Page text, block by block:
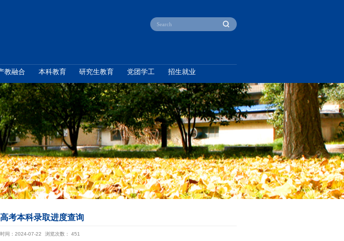
专业设置 科学研究 产教融合 本科教育 研究生教育 党团